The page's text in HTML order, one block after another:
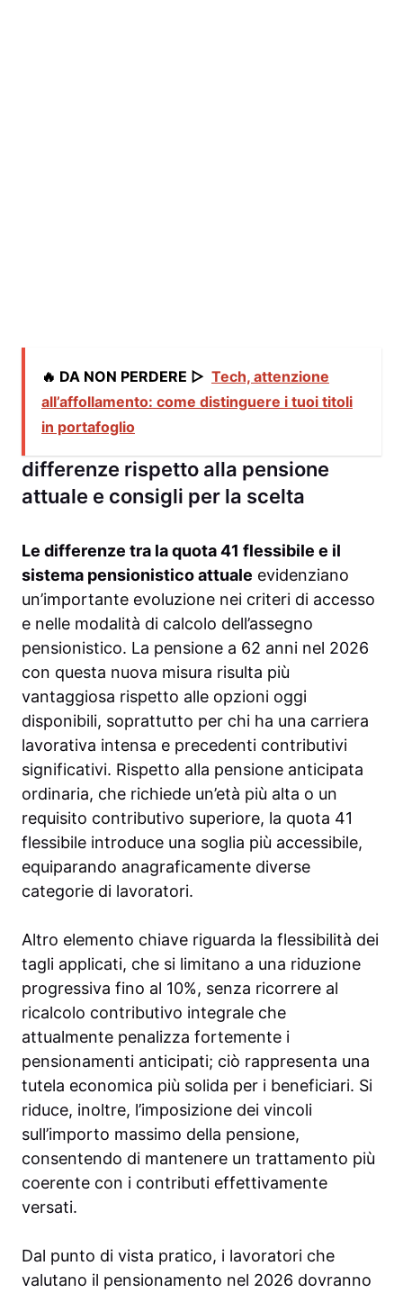
🔥 DA NON PERDERE ▷ Tech, attenzione
all’affollamento: come distinguere i tuoi titoli
in portafoglio
differenze rispetto alla pensione
attuale e consigli per la scelta
Le differenze tra la quota 41 flessibile e il
sistema pensionistico attuale evidenziano
un’importante evoluzione nei criteri di accesso
e nelle modalità di calcolo dell’assegno
pensionistico. La pensione a 62 anni nel 2026
con questa nuova misura risulta più
vantaggiosa rispetto alle opzioni oggi
disponibili, soprattutto per chi ha una carriera
lavorativa intensa e precedenti contributivi
significativi. Rispetto alla pensione anticipata
ordinaria, che richiede un’età più alta o un
requisito contributivo superiore, la quota 41
flessibile introduce una soglia più accessibile,
equiparando anagraficamente diverse
categorie di lavoratori.
Altro elemento chiave riguarda la flessibilità dei
tagli applicati, che si limitano a una riduzione
progressiva fino al 10%, senza ricorrere al
ricalcolo contributivo integrale che
attualmente penalizza fortemente i
pensionamenti anticipati; ciò rappresenta una
tutela economica più solida per i beneficiari. Si
riduce, inoltre, l’imposizione dei vincoli
sull’importo massimo della pensione,
consentendo di mantenere un trattamento più
coerente con i contributi effettivamente
versati.
Dal punto di vista pratico, i lavoratori che
valutano il pensionamento nel 2026 dovranno